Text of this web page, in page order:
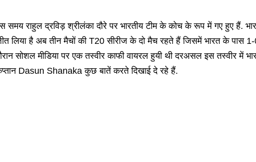
समय राहुल द्रविड़ श्रीलंका दौरे पर भारतीय टीम के कोच के रूप में गए हुए हैं.
लिया है अब तीन मैचों की T20 सीरीज के दो मैच रहते हैं जिसमें भारत के पास
सोशल मीडिया पर एक तस्वीर काफी वायरल हुयी थी दरअसल इस तस्वीर में
Dasun Shanaka कुछ बातें करते दिखाई दे रहे हैं.